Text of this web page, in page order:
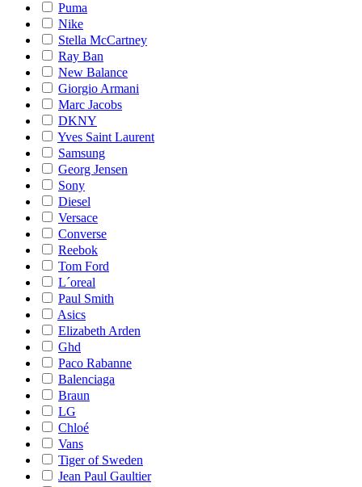
Puma
Nike
Stella McCartney
Ray Ban
New Balance
Giorgio Armani
Marc Jacobs
DKNY
Yves Saint Laurent
Samsung
Georg Jensen
Sony
Diesel
Versace
Converse
Reebok
Tom Ford
L´oreal
Paul Smith
Asics
Elizabeth Arden
Ghd
Paco Rabanne
Balenciaga
Braun
LG
Chloé
Vans
Tiger of Sweden
Jean Paul Gaultier